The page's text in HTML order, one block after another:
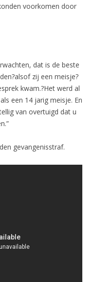
voorkomen door
dat is de beste
zij een meisje?
kwam.?Het werd al
een 14 jarig meisje. En
van overtuigd dat u
gevangenisstraf.